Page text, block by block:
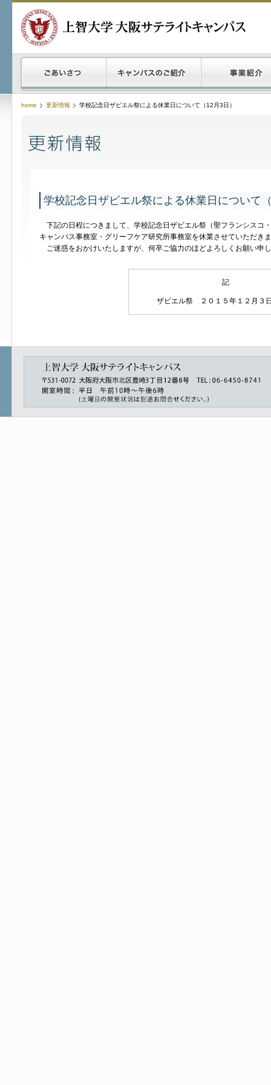
home 更新情報 学校記念日ザビエル祭による休業日について（12月3日）
学校記念日ザビエル祭による休業日について
下記の日程につきまして、学校記念日ザビエル祭（聖フランシスコ
キャンパス事務室・グリーフケア研究所事務室を休業させていただき
ご迷惑をおかけいたしますが、何卒ご協力のほどよろしくお願い申
記
ザビエル祭 ２０１５年１２月３